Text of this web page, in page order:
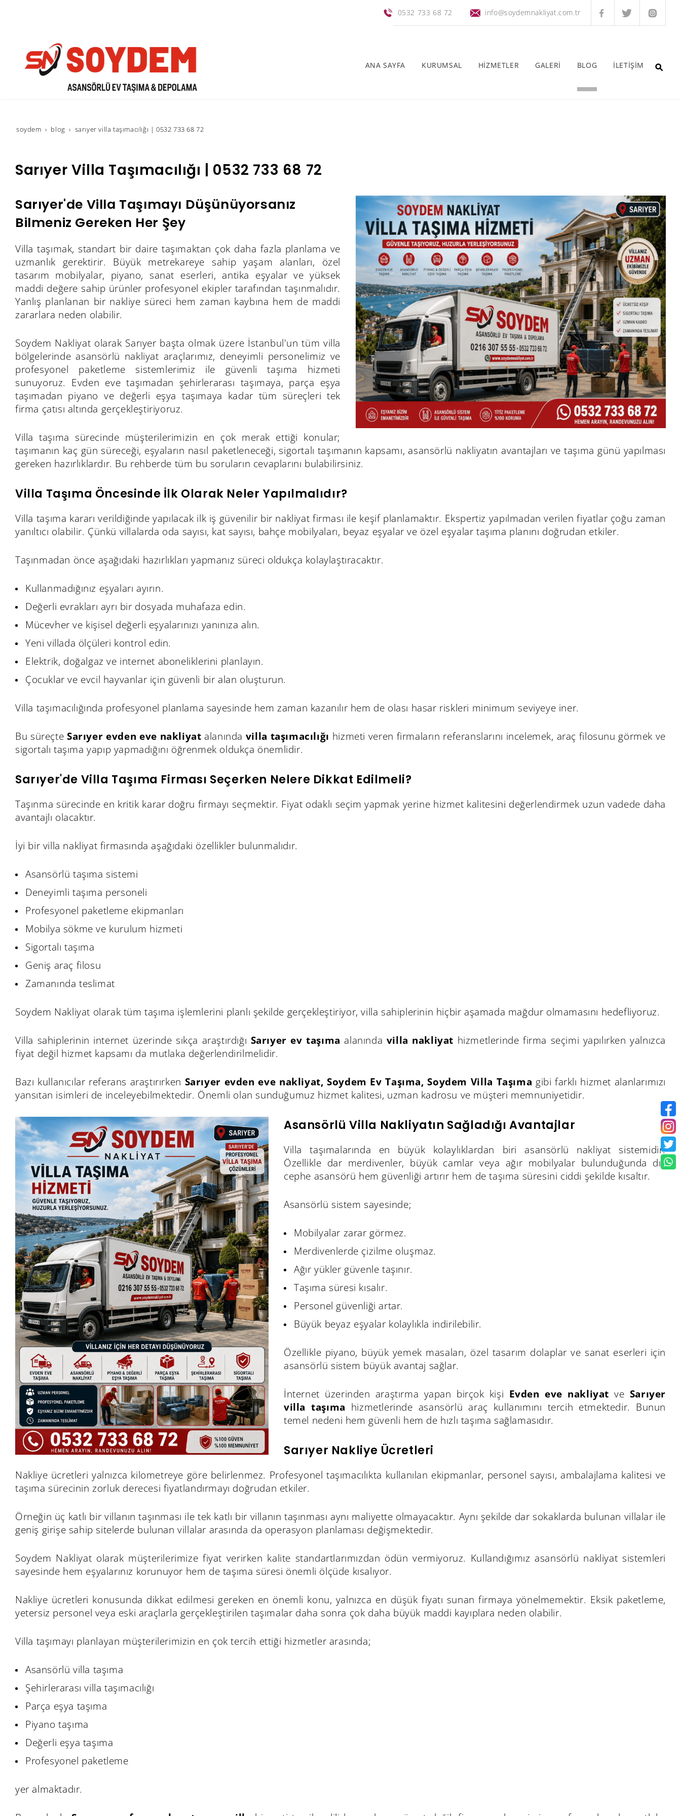
0532 733 68 72 info@soydemnakliyat.com.tr
ANA SAYFA KURUMSAL HİZMETLER GALERİ BLOG İLETİŞİM
soydem blog sarıyer villa taşımacılığı | 0532 733 68 72
Sarıyer Villa Taşımacılığı | 0532 733 68 72
Sarıyer'de Villa Taşımayı Düşünüyorsanız
Bilmeniz Gereken Her Şey
Villa taşımak, standart bir daire taşımaktan çok daha fazla planlama ve
uzmanlık gerektirir. Büyük metrekareye sahip yaşam alanları, özel
tasarım mobilyalar, piyano, sanat eserleri, antika eşyalar ve yüksek
maddi değere sahip ürünler profesyonel ekipler tarafından taşınmalıdır.
Yanlış planlanan bir nakliye süreci hem zaman kaybına hem de maddi
zararlara neden olabilir.
Soydem Nakliyat olarak Sarıyer başta olmak üzere İstanbul'un tüm villa
bölgelerinde asansörlü nakliyat araçlarımız, deneyimli personelimiz ve
profesyonel paketleme sistemlerimiz ile güvenli taşıma hizmeti
sunuyoruz. Evden eve taşımadan şehirlerarası taşımaya, parça eşya
taşımadan piyano ve değerli eşya taşımaya kadar tüm süreçleri tek
firma çatısı altında gerçekleştiriyoruz.
Villa taşıma sürecinde müşterilerimizin en çok merak ettiği konular;
taşımanın kaç gün süreceği, eşyaların nasıl paketleneceği, sigortalı taşımanın kapsamı, asansörlü nakliyatın avantajları ve taşıma günü yapılması
gereken hazırlıklardır. Bu rehberde tüm bu soruların cevaplarını bulabilirsiniz.
Villa Taşıma Öncesinde İlk Olarak Neler Yapılmalıdır?
Villa taşıma kararı verildiğinde yapılacak ilk iş güvenilir bir nakliyat firması ile keşif planlamaktır. Ekspertiz yapılmadan verilen fiyatlar çoğu zaman
yanıltıcı olabilir. Çünkü villalarda oda sayısı, kat sayısı, bahçe mobilyaları, beyaz eşyalar ve özel eşyalar taşıma planını doğrudan etkiler.
Taşınmadan önce aşağıdaki hazırlıkları yapmanız süreci oldukça kolaylaştıracaktır.
Kullanmadığınız eşyaları ayırın.
Değerli evrakları ayrı bir dosyada muhafaza edin.
Mücevher ve kişisel değerli eşyalarınızı yanınıza alın.
Yeni villada ölçüleri kontrol edin.
Elektrik, doğalgaz ve internet aboneliklerini planlayın.
Çocuklar ve evcil hayvanlar için güvenli bir alan oluşturun.
Villa taşımacılığında profesyonel planlama sayesinde hem zaman kazanılır hem de olası hasar riskleri minimum seviyeye iner.
Bu süreçteSarıyer evden eve nakliyat alanında villa taşımacılığı hizmeti veren firmaların referanslarını incelemek, araç filosunu görmek ve
sigortalı taşıma yapıp yapmadığını öğrenmek oldukça önemlidir.
Sarıyer'de Villa Taşıma Firması Seçerken Nelere Dikkat Edilmeli?
Taşınma sürecinde en kritik karar doğru firmayı seçmektir. Fiyat odaklı seçim yapmak yerine hizmet kalitesini değerlendirmek uzun vadede daha
avantajlı olacaktır.
İyi bir villa nakliyat firmasında aşağıdaki özellikler bulunmalıdır.
Asansörlü taşıma sistemi
Deneyimli taşıma personeli
Profesyonel paketleme ekipmanları
Mobilya sökme ve kurulum hizmeti
Sigortalı taşıma
Geniş araç filosu
Zamanında teslimat
Soydem Nakliyat olarak tüm taşıma işlemlerini planlı şekilde gerçekleştiriyor, villa sahiplerinin hiçbir aşamada mağdur olmamasını hedefliyoruz.
Villa sahiplerinin internet üzerinde sıkça araştırdığı Sarıyer ev taşıma alanında villa nakliyat hizmetlerinde firma seçimi yapılırken yalnızca
fiyat değil hizmet kapsamı da mutlaka değerlendirilmelidir.
Bazı kullanıcılar referans araştırırken Sarıyer evden eve nakliyat, Soydem Ev Taşıma, Soydem Villa Taşıma gibi farklı hizmet alanlarımızı
yansıtan isimleri de inceleyebilmektedir. Önemli olan sunduğumuz hizmet kalitesi, uzman kadrosu ve müşteri memnuniyetidir.
Asansörlü Villa Nakliyatın Sağladığı Avantajlar
Villa taşımalarında en büyük kolaylıklardan biri asansörlü nakliyat sistemidir.
Özellikle dar merdivenler, büyük camlar veya ağır mobilyalar bulunduğunda dış
cephe asansörü hem güvenliği artırır hem de taşıma süresini ciddi şekilde kısaltır.
Asansörlü sistem sayesinde;
Mobilyalar zarar görmez.
Merdivenlerde çizilme oluşmaz.
Ağır yükler güvenle taşınır.
Taşıma süresi kısalır.
Personel güvenliği artar.
Büyük beyaz eşyalar kolaylıkla indirilebilir.
Özellikle piyano, büyük yemek masaları, özel tasarım dolaplar ve sanat eserleri için
asansörlü sistem büyük avantaj sağlar.
İnternet üzerinden araştırma yapan birçok kişi Evden eve nakliyatve Sarıyer
villa taşıma hizmetlerinde asansörlü araç kullanımını tercih etmektedir. Bunun
temel nedeni hem güvenli hem de hızlı taşıma sağlamasıdır.
Sarıyer Nakliye Ücretleri
Nakliye ücretleri yalnızca kilometreye göre belirlenmez. Profesyonel taşımacılıkta kullanılan ekipmanlar, personel sayısı, ambalajlama kalitesi ve
taşıma sürecinin zorluk derecesi fiyatlandırmayı doğrudan etkiler.
Örneğin üç katlı bir villanın taşınması ile tek katlı bir villanın taşınması aynı maliyette olmayacaktır. Aynı şekilde dar sokaklarda bulunan villalar ile
geniş girişe sahip sitelerde bulunan villalar arasında da operasyon planlaması değişmektedir.
Soydem Nakliyat olarak müşterilerimize fiyat verirken kalite standartlarımızdan ödün vermiyoruz. Kullandığımız asansörlü nakliyat sistemleri
sayesinde hem eşyalarınız korunuyor hem de taşıma süresi önemli ölçüde kısalıyor.
Nakliye ücretleri konusunda dikkat edilmesi gereken en önemli konu, yalnızca en düşük fiyatı sunan firmaya yönelmemektir. Eksik paketleme,
yetersiz personel veya eski araçlarla gerçekleştirilen taşımalar daha sonra çok daha büyük maddi kayıplara neden olabilir.
Villa taşımayı planlayan müşterilerimizin en çok tercih ettiği hizmetler arasında;
Asansörlü villa taşıma
Şehirlerarası villa taşımacılığı
Parça eşya taşıma
Piyano taşıma
Değerli eşya taşıma
Profesyonel paketleme
yer almaktadır.